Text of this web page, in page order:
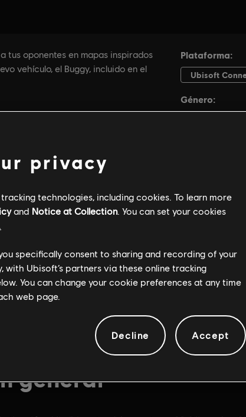
general
privacy
technologies, including cookies. To learn more
and Notice at Collection. You can set your cookies
specifically consent to sharing and recording of your
Ubisoft’s partners via these online tracking
You can change your cookie preferences at any time
web page.
Decline Accept